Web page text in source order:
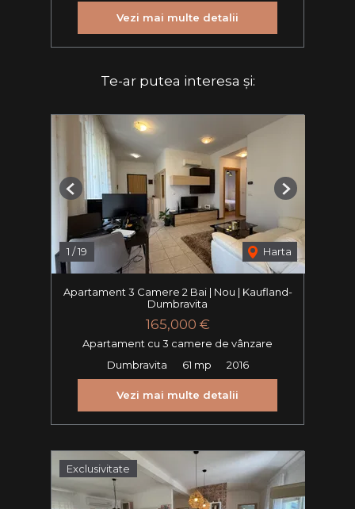
Vezi mai multe detalii
Te-ar putea interesa și:
1 /19 Harta
Previous Next
Apartament 3 Camere 2 Bai | Nou | Kaufland-
Dumbravita
165,000 €
Apartament cu 3 camere de vânzare
Dumbravita
61 mp 2016
Vezi mai multe detalii
Exclusivitate